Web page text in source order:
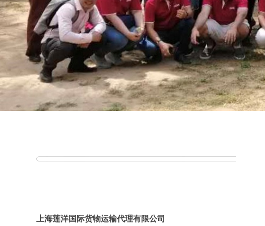
上海莲洋国际货物运输代理有限公司